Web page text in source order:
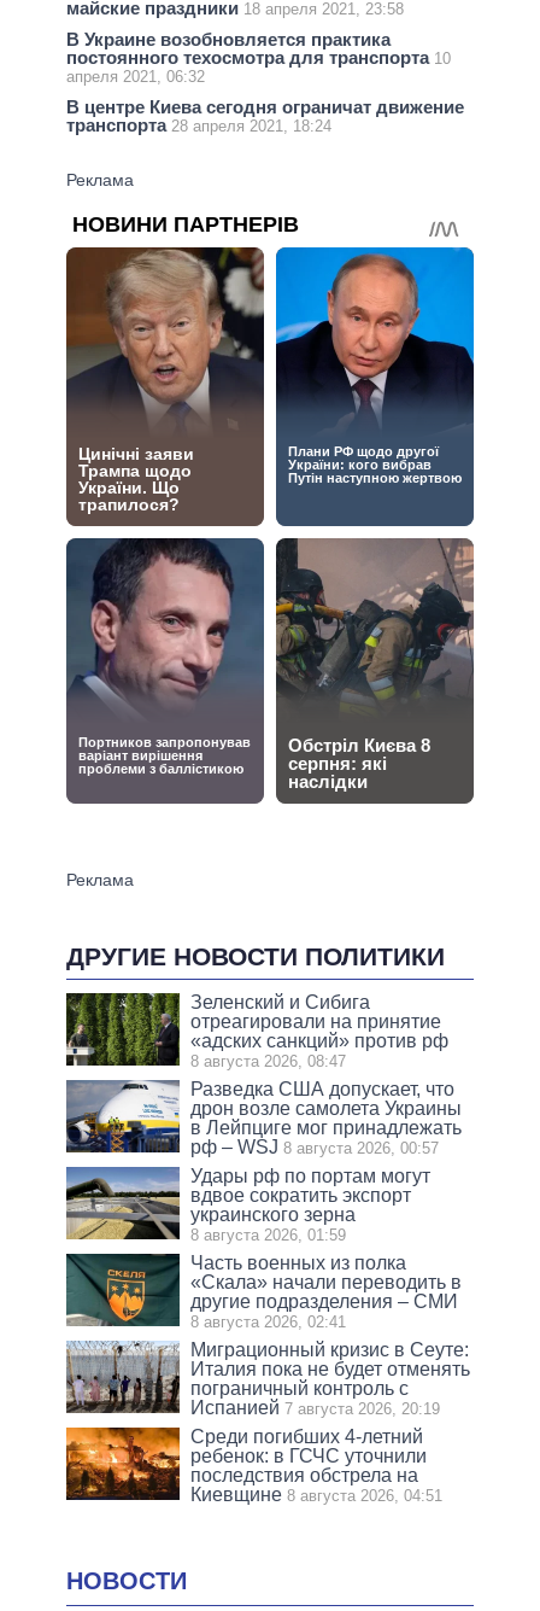
майские праздники 18 апреля 2021, 23:58
В Украине возобновляется практика
постоянного техосмотра для транспорта 10
апреля 2021, 06:32
В центре Киева сегодня ограничат движение
транспорта 28 апреля 2021, 18:24
ДРУГИЕ НОВОСТИ ПОЛИТИКИ
Зеленский и Сибига
отреагировали на принятие
«адских санкций» против рф
8 августа 2026, 08:47
Разведка США допускает, что
дрон возле самолета Украины
в Лейпциге мог принадлежать
рф – WSJ 8 августа 2026, 00:57
Удары рф по портам могут
вдвое сократить экспорт
украинского зерна
8 августа 2026, 01:59
Часть военных из полка
«Скала» начали переводить в
другие подразделения – СМИ
8 августа 2026, 02:41
Миграционный кризис в Сеуте:
Италия пока не будет отменять
пограничный контроль с
Испанией 7 августа 2026, 20:19
Среди погибших 4-летний
ребенок: в ГСЧС уточнили
последствия обстрела на
Киевщине 8 августа 2026, 04:51
НОВОСТИ